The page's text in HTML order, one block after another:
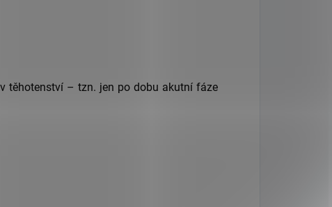
těhotenství – tzn. jen po dobu akutní fáze